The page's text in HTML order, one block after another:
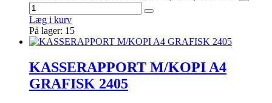
Læg i kurv
På lager: 15
KASSERAPPORT M/KOPI A4
GRAFISK 2405